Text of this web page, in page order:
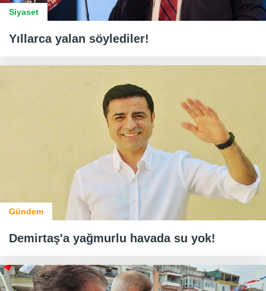
Siyaset
Yıllarca yalan söylediler!
Gündem
Demirtaş'a yağmurlu havada su yok!